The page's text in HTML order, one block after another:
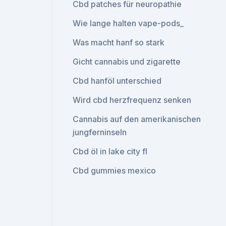
Cbd patches für neuropathie
Wie lange halten vape-pods_
Was macht hanf so stark
Gicht cannabis und zigarette
Cbd hanföl unterschied
Wird cbd herzfrequenz senken
Cannabis auf den amerikanischen
jungferninseln
Cbd öl in lake city fl
Cbd gummies mexico